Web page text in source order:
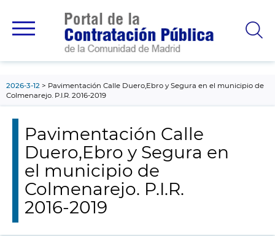
principal
2026-3-12
Pavimentación Calle Duero,Ebro y Segura en el municipio de
Colmenarejo. P.I.R. 2016-2019
Pavimentación Calle
Duero,Ebro y Segura en
el municipio de
Colmenarejo. P.I.R.
2016-2019